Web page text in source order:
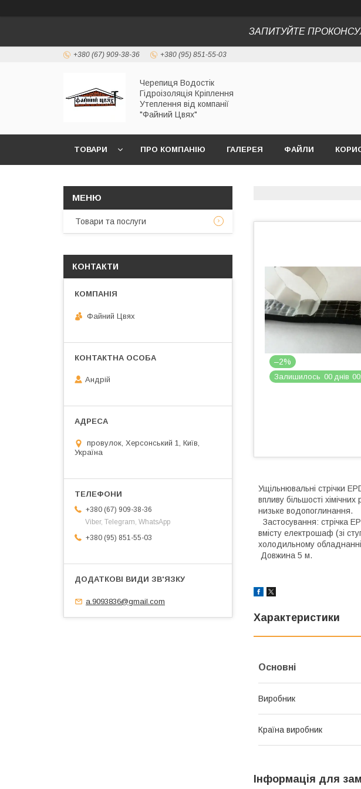
ЗАПИТУЙТЕ
+380 (67) 909-38-36 +380 (95) 851-55-03
Черепиця Водостік
Гідроізоляція Кріплення
Утеплення від компанії
"Файний Цвях"
ТОВАРИ ПРО КОМПАНІЮ ГАЛЕРЕЯ ФАЙЛИ
–2%
Залишилось 00 днів 00
Ущільнювальні стрічки
впливу більшості
низьке водопоглинання.
Застосування: стрічка
вмісту електрошаф (зі
холодильному
Довжина 5 м.
Характеристики
Основні
Виробник
Країна виробник
Інформація для
Товари та послуги
КОНТАКТИ
Файний Цвях
Андрій
провулок, Херсонський 1, Київ,
Україна
+380 (67) 909-38-36
Viber, Telegram, WhatsApp
+380 (95) 851-55-03
a.9093836@gmail.com